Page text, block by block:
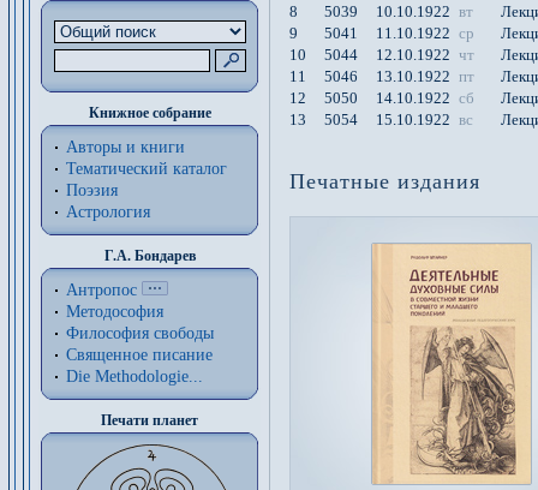
Книжное собрание
Авторы и книги
Тематический каталог
Поэзия
Астрология
Г.А. Бондарев
Антропос
Методософия
Философия cвободы
Священное писание
Die Methodologie...
Печати планет
8
5039 10.10.1922 вт
9
5041 11.10.1922 ср
10
5044 12.10.1922 чт
11
5046 13.10.1922 пт
12
5050 14.10.1922 сб
13
5054 15.10.1922 вс
Печатные издания